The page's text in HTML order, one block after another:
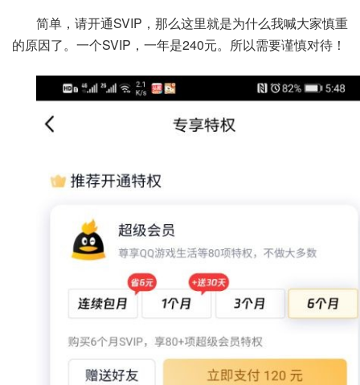
简单，请开通SVIP，那么这里就是为什么我喊大家慎重
的原因了。一个SVIP，一年是240元。所以需要谨慎对待！